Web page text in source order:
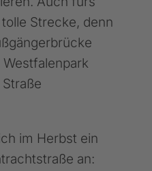
Strecke, denn
im Herbst ein
an: